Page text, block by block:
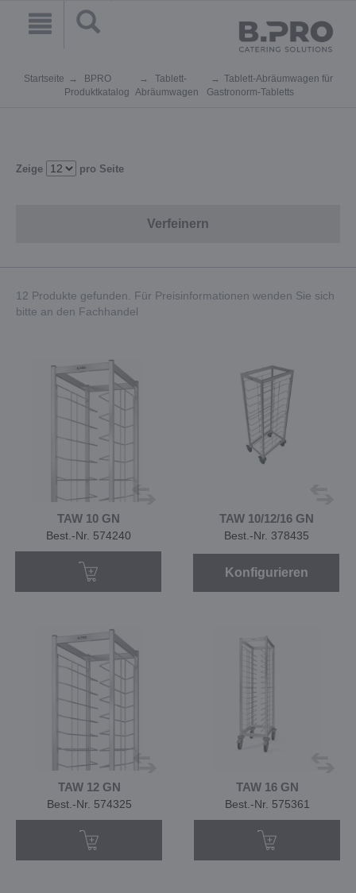
Startseite
BPRO
Produktkatalog
Tablett-
Abräumwagen
Tablett-Abräumwagen für
Gastronorm-Tabletts
Zeige pro Seite
Verfeinern
12 Produkte gefunden. Für Preisinformationen wenden Sie sich
bitte an den Fachhandel
TAW 10 GN
Best.-Nr. 574240
TAW 10/12/16 GN
Best.-Nr. 378435
Konfigurieren
TAW 12 GN
Best.-Nr. 574325
TAW 16 GN
Best.-Nr. 575361